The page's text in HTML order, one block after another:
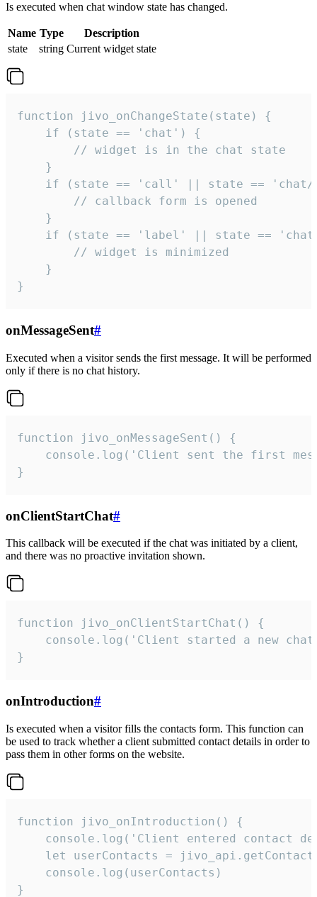
Is executed when chat window state has changed.
Name Type
Description
state
string Current widget state
function jivo_onChangeState(state) {
    if (state == 'chat') {
        // widget is in the chat state
    }
if (state == 'call' || state ==
        // callback form is opened
    }
if (state == 'label' || state ==
        // widget is minimized
    }
}
onMessageSent#
Executed when a visitor sends the first message. It will be performed
only if there is no chat history.
function jivo_onMessageSent() {
console.log('Client sent the first
}
onClientStartChat#
This callback will be executed if the chat was initiated by a client,
and there was no proactive invitation shown.
function jivo_onClientStartChat() {
console.log('Client started a new
}
onIntroduction#
Is executed when a visitor fills the contacts form. This function can
be used to track whether a client submitted contact details in order to
pass them in other forms on the website.
function jivo_onIntroduction() {
console.log('Client entered contact
let userContacts =
    console.log(userContacts)
}